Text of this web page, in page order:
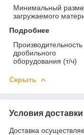
Минимальный
загружаемого
Подробнее
Производительность
дробильного
оборудования (т/ч)
Скрыть
Условия доставки
Доставка